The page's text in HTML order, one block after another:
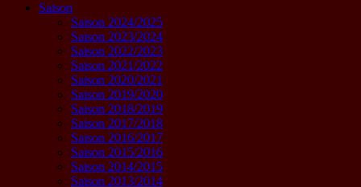
Saison
Saison 2024/2025
Saison 2023/2024
Saison 2022/2023
Saison 2021/2022
Saison 2020/2021
Saison 2019/2020
Saison 2018/2019
Saison 2017/2018
Saison 2016/2017
Saison 2015/2016
Saison 2014/2015
Saison 2013/2014